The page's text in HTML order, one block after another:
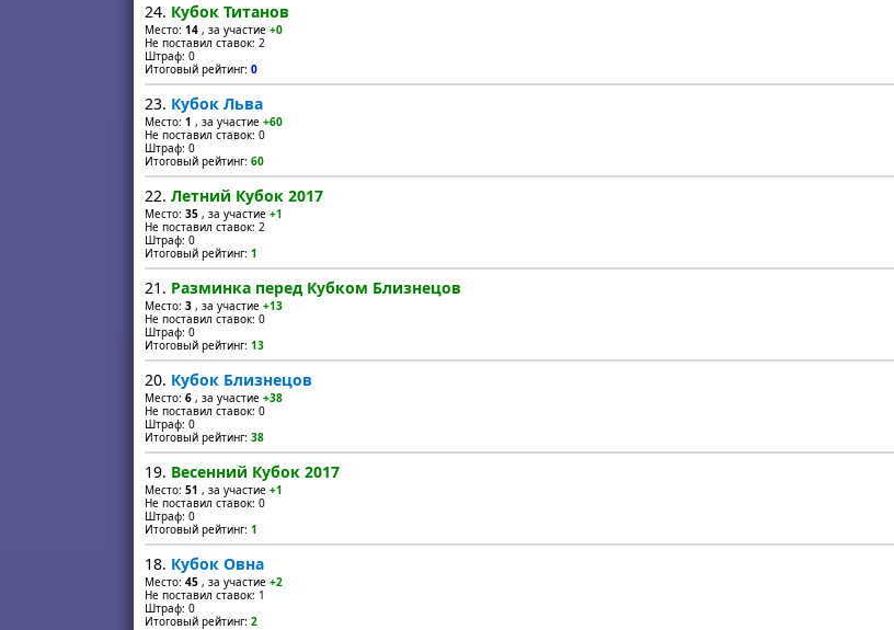
24. Кубок Титанов
Место: 14 , за участие +0
Не поставил ставок: 2
Штраф: 0
Итоговый рейтинг: 0
23. Кубок Льва
Место: 1 , за участие +60
Не поставил ставок: 0
Штраф: 0
Итоговый рейтинг: 60
22. Летний Кубок 2017
Место: 35 , за участие +1
Не поставил ставок: 2
Штраф: 0
Итоговый рейтинг: 1
21. Разминка перед Кубком Близнецов
Место: 3 , за участие +13
Не поставил ставок: 0
Штраф: 0
Итоговый рейтинг: 13
20. Кубок Близнецов
Место: 6 , за участие +38
Не поставил ставок: 0
Штраф: 0
Итоговый рейтинг: 38
19. Весенний Кубок 2017
Место: 51 , за участие +1
Не поставил ставок: 0
Штраф: 0
Итоговый рейтинг: 1
18. Кубок Овна
Место: 45 , за участие +2
Не поставил ставок: 1
Штраф: 0
Итоговый рейтинг: 2